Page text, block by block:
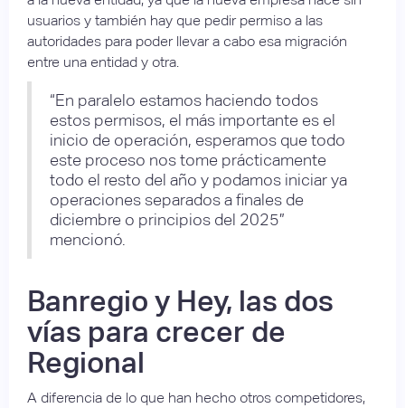
usuarios y también hay que pedir permiso a las
autoridades para poder llevar a cabo esa migración
entre una entidad y otra.
“En paralelo estamos haciendo todos
estos permisos, el más importante es el
inicio de operación, esperamos que todo
este proceso nos tome prácticamente
todo el resto del año y podamos iniciar ya
operaciones separados a finales de
diciembre o principios del 2025”
mencionó.
Banregio y Hey, las dos
vías para crecer de
Regional
A diferencia de lo que han hecho otros competidores,